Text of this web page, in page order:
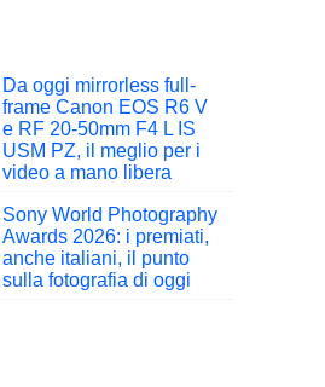
Da oggi mirrorless full-
frame Canon EOS R6 V
e RF 20-50mm F4 L IS
USM PZ, il meglio per i
video a mano libera
Sony World Photography
Awards 2026: i premiati,
anche italiani, il punto
sulla fotografia di oggi